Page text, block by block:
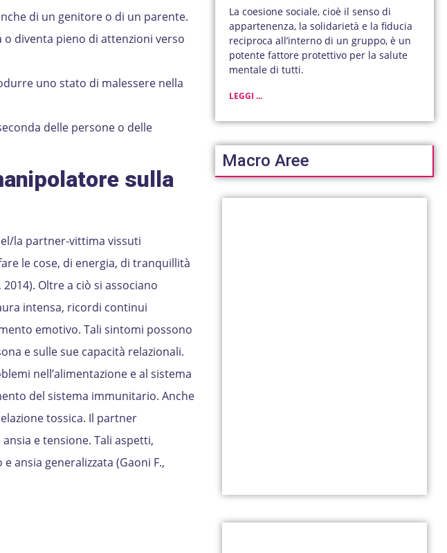
di un genitore o di un parente.
diventa pieno di attenzioni verso
uno stato di malessere nella
delle persone o delle
sulla
la partner-vittima vissuti
le cose, di energia, di tranquillità
Oltre a ciò si associano
intensa, ricordi continui
emotivo. Tali sintomi possono
e sulle sue capacità relazionali.
nell’alimentazione e al sistema
del sistema immunitario. Anche
tossica. Il partner
e tensione. Tali aspetti,
ansia generalizzata (Gaoni F.,
La coesione sociale, cioè il senso di
appartenenza, la solidarietà e la fiducia
reciproca all’interno di un gruppo, è un
potente fattore protettivo per la salute
mentale di tutti.
LEGGI ...
Macro Aree